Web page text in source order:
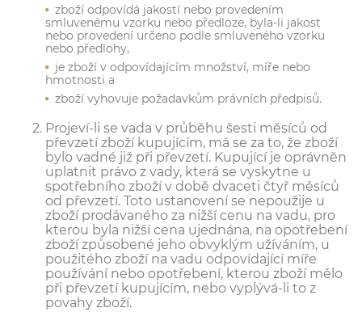
zboží odpovídá jakostí nebo provedením
smluvenému vzorku nebo předloze, byla-li jakost
nebo provedení určeno podle smluveného vzorku
nebo předlohy,
je zboží v odpovídajícím množství, míře nebo
hmotnosti a
zboží vyhovuje požadavkům právních předpisů.
Projeví-li se vada v průběhu šesti měsíců od
převzetí zboží kupujícím, má se za to, že zboží
bylo vadné již při převzetí. Kupující je oprávněn
uplatnit právo z vady, která se vyskytne u
spotřebního zboží v době dvaceti čtyř měsíců
od převzetí. Toto ustanovení se nepoužije u
zboží prodávaného za nižší cenu na vadu, pro
kterou byla nižší cena ujednána, na opotřebení
zboží způsobené jeho obvyklým užíváním, u
použitého zboží na vadu odpovídající míře
používání nebo opotřebení, kterou zboží mělo
při převzetí kupujícím, nebo vyplývá-li to z
povahy zboží.